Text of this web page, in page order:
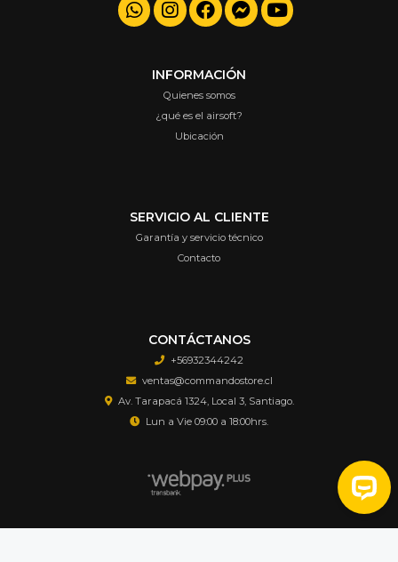
INFORMACIÓN
Quienes somos
¿qué es el airsoft?
Ubicación
SERVICIO AL CLIENTE
Garantía y servicio técnico
Contacto
CONTÁCTANOS
+56932344242
ventas@commandostore.cl
Av. Tarapacá 1324, Local 3, Santiago.
Lun a Vie 09:00 a 18:00hrs.